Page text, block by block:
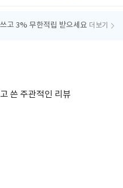
고 3% 무한적립 받으세요 더보기
쓴 주관적인 리뷰